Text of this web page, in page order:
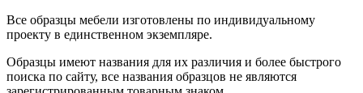
Все образцы мебели изготовлены по индивидуальному
проекту в единственном экземпляре.
Образцы имеют названия для их различия и более быстрого
поиска по сайту, все названия образцов не являются